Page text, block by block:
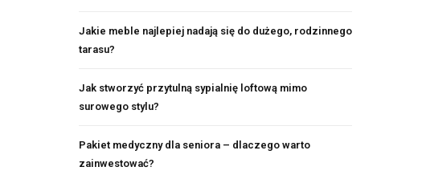
Jakie meble najlepiej nadają się do dużego, rodzinnego
tarasu?
Jak stworzyć przytulną sypialnię loftową mimo
surowego stylu?
Pakiet medyczny dla seniora – dlaczego warto
zainwestować?